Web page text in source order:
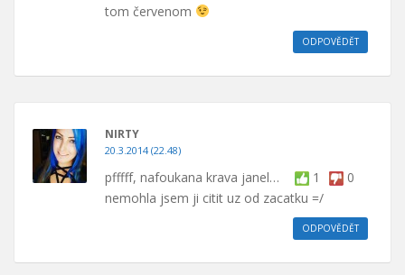
tom červenom
ODPOVĚDĚT
NIRTY
20.3.2014 (22.48)
1 0
pfffff, nafoukana krava janel…
nemohla jsem ji citit uz od zacatku =/
ODPOVĚDĚT